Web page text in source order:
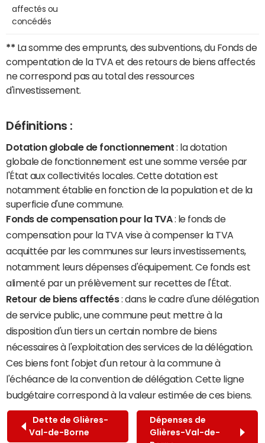
affectés ou
concédés
** La somme des emprunts, des subventions, du Fonds de
compentation de la TVA et des retours de biens affectés
ne correspond pas au total des ressources
d'investissement.
Définitions :
Dotation globale de fonctionnement : la dotation
globale de fonctionnement est une somme versée par
l'État aux collectivités locales. Cette dotation est
notamment établie en fonction de la population et de la
superficie d'une commune.
Fonds de compensation pour la TVA: le fonds de
compensation pour la TVA vise à compenser la TVA
acquittée par les communes sur leurs investissements,
notamment leurs dépenses d'équipement. Ce fonds est
alimenté par un prélèvement sur recettes de l'État.
Retour de biens affectés: dans le cadre d'une délégation
de service public, une commune peut mettre à la
disposition d'un tiers un certain nombre de biens
nécessaires à l'exploitation des services de la délégation.
Ces biens font l'objet d'un retour à la commune à
l'échéance de la convention de délégation. Cette ligne
budgétaire correspond à la valeur estimée de ces biens.
Dette de Glières-
Val-de-Borne
Dépenses de
Glières-Val-de-